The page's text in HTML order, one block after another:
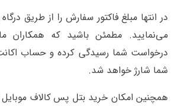
در انتها مبلغ فاکتور سفارش را از طریق
می‌نمایید. مطمئن باشید که همکاران
شما شارژ خواهد شد.
همچنین امکان خرید بتل پس کالاف موبایل